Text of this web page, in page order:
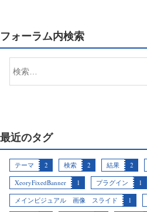
フォーラム内検索
最近のタグ
テーマ 2 検索 2 結果 2
XeoryFixedBanner
1 プラグイン 1
メインビジュアル 画像 スライド
1